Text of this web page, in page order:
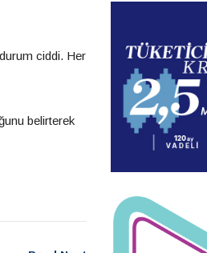
ciddi. Her
belirterek